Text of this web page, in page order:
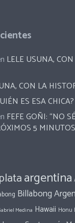
LELE USUNA,
CON LA
ES ESA CHICA?
FEFE GOÑI: “NO
5
argentina
Billabong
Medina Hawaii Honu